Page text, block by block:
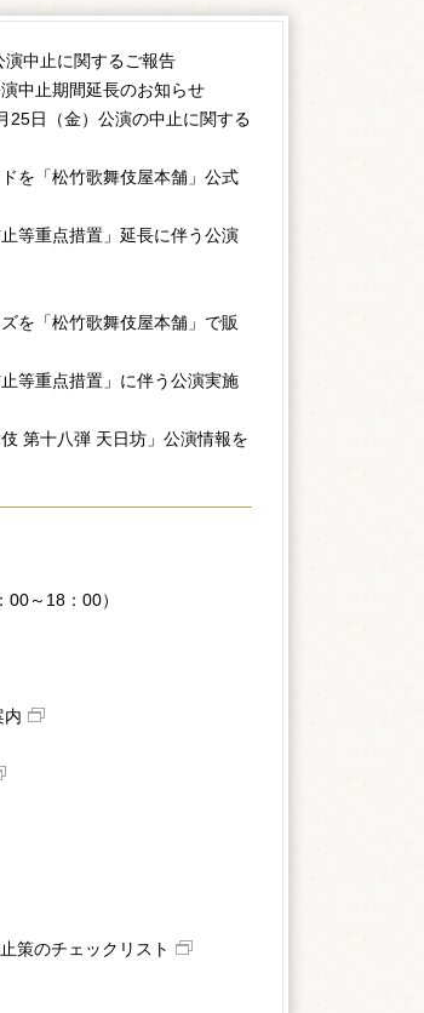
中止に関するご報告
中止期間延長のお知らせ
25日（金）公演の中止に関する
を「松竹歌舞伎屋本舗」公式
等重点措置」延長に伴う公演
を「松竹歌舞伎屋本舗」で販
等重点措置」に伴う公演実施
第十八弾 天日坊」公演情報を
～18：00）
内
策のチェックリスト